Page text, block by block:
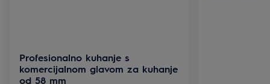
Profesionalno kuhanje s
komercijalnom glavom za kuhanje
od 58 mm